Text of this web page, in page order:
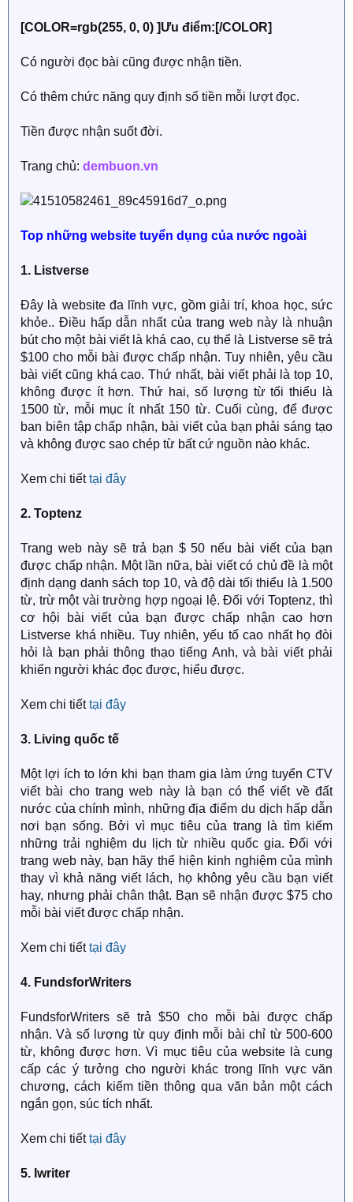
[COLOR=rgb(255, 0, 0) ]Ưu điểm:[/COLOR]
Có người đọc bài cũng được nhận tiền.
Có thêm chức năng quy định số tiền mỗi lượt đọc.
Tiền được nhận suốt đời.
Trang chủ: dembuon.vn
Top những website tuyển dụng của nước ngoài
1. Listverse
Đây là website đa lĩnh vực, gồm giải trí, khoa học, sức
khỏe.. Điều hấp dẫn nhất của trang web này là nhuận
bút cho một bài viết là khá cao, cụ thể là Listverse sẽ trả
$100 cho mỗi bài được chấp nhận. Tuy nhiên, yêu cầu
bài viết cũng khá cao. Thứ nhất, bài viết phải là top 10,
không được ít hơn. Thứ hai, số lượng từ tối thiểu là
1500 từ, mỗi mục ít nhất 150 từ. Cuối cùng, để được
ban biên tập chấp nhận, bài viết của bạn phải sáng tạo
và không được sao chép từ bất cứ nguồn nào khác.
Xem chi tiếttại đây
2. Toptenz
Trang web này sẽ trả bạn $ 50 nếu bài viết của bạn
được chấp nhận. Một lần nữa, bài viết có chủ đề là một
định dạng danh sách top 10, và độ dài tối thiểu là 1.500
từ, trừ một vài trường hợp ngoại lệ. Đối với Toptenz, thì
cơ hội bài viết của bạn được chấp nhận cao hơn
Listverse khá nhiều. Tuy nhiên, yếu tố cao nhất họ đòi
hỏi là bạn phải thông thạo tiếng Anh, và bài viết phải
khiến người khác đọc được, hiểu được.
Xem chi tiếttại đây
3. Living quốc tế
Một lợi ích to lớn khi bạn tham gia làm ứng tuyển CTV
viết bài cho trang web này là bạn có thể viết về đất
nước của chính mình, những địa điểm du dịch hấp dẫn
nơi bạn sống. Bởi vì mục tiêu của trang là tìm kiếm
những trải nghiệm du lịch từ nhiều quốc gia. Đối với
trang web này, bạn hãy thể hiện kinh nghiệm của mình
thay vì khả năng viết lách, họ không yêu cầu bạn viết
hay, nhưng phải chân thật. Bạn sẽ nhận được $75 cho
mỗi bài viết được chấp nhận.
Xem chi tiếttại đây
4. FundsforWriters
FundsforWriters sẽ trả $50 cho mỗi bài được chấp
nhận. Và số lượng từ quy định mỗi bài chỉ từ 500-600
từ, không được hơn. Vì mục tiêu của website là cung
cấp các ý tưởng cho người khác trong lĩnh vực văn
chương, cách kiếm tiền thông qua văn bản một cách
ngắn gọn, súc tích nhất.
Xem chi tiếttại đây
5. Iwriter